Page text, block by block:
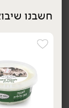
יח׳
19.90
₪
/
שמן זית וזעתר
גד'
170 גרם
חשבנו